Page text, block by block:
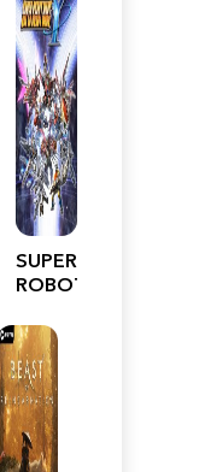
SUPER
ROBOT
Y